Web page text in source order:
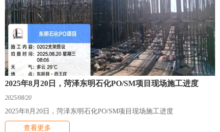
2025年8月20日，菏泽东明石化PO/SM项目现场施工进度
2025/08/20
2025年8月20日，菏泽东明石化PO/SM项目现场施工进度
查看更多